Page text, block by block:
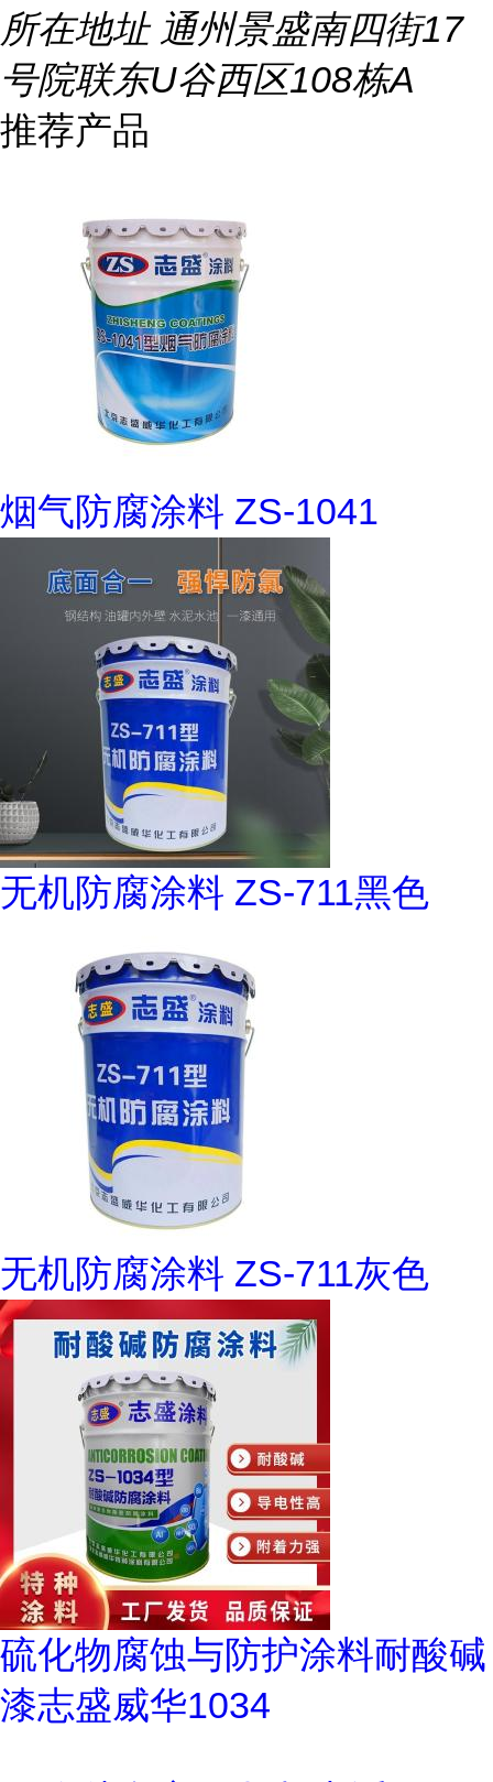
所在地址通州景盛南四街17
号院联东U谷西区108栋A
推荐产品
烟气防腐涂料 ZS-1041
无机防腐涂料 ZS-711黑色
无机防腐涂料 ZS-711灰色
硫化物腐蚀与防护涂料耐酸碱
漆志盛威华1034